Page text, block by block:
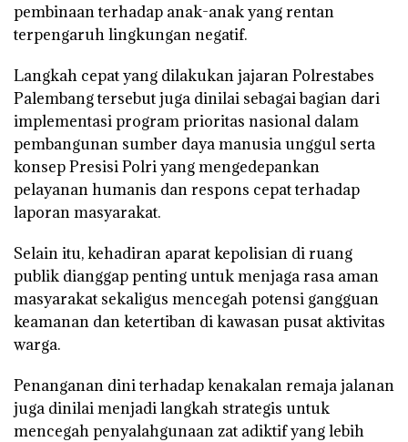
pembinaan terhadap anak-anak yang rentan
terpengaruh lingkungan negatif.
Langkah cepat yang dilakukan jajaran Polrestabes
Palembang tersebut juga dinilai sebagai bagian dari
implementasi program prioritas nasional dalam
pembangunan sumber daya manusia unggul serta
konsep Presisi Polri yang mengedepankan
pelayanan humanis dan respons cepat terhadap
laporan masyarakat.
Selain itu, kehadiran aparat kepolisian di ruang
publik dianggap penting untuk menjaga rasa aman
masyarakat sekaligus mencegah potensi gangguan
keamanan dan ketertiban di kawasan pusat aktivitas
warga.
Penanganan dini terhadap kenakalan remaja jalanan
juga dinilai menjadi langkah strategis untuk
mencegah penyalahgunaan zat adiktif yang lebih